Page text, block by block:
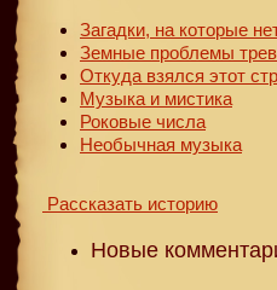
Загадки, на которые
Земные проблемы
Откуда взялся этот
Музыка и мистика
Роковые числа
Необычная музыка
Рассказать историю
Новые